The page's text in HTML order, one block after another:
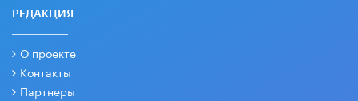
РЕДАКЦИЯ
О проекте
Контакты
Партнеры